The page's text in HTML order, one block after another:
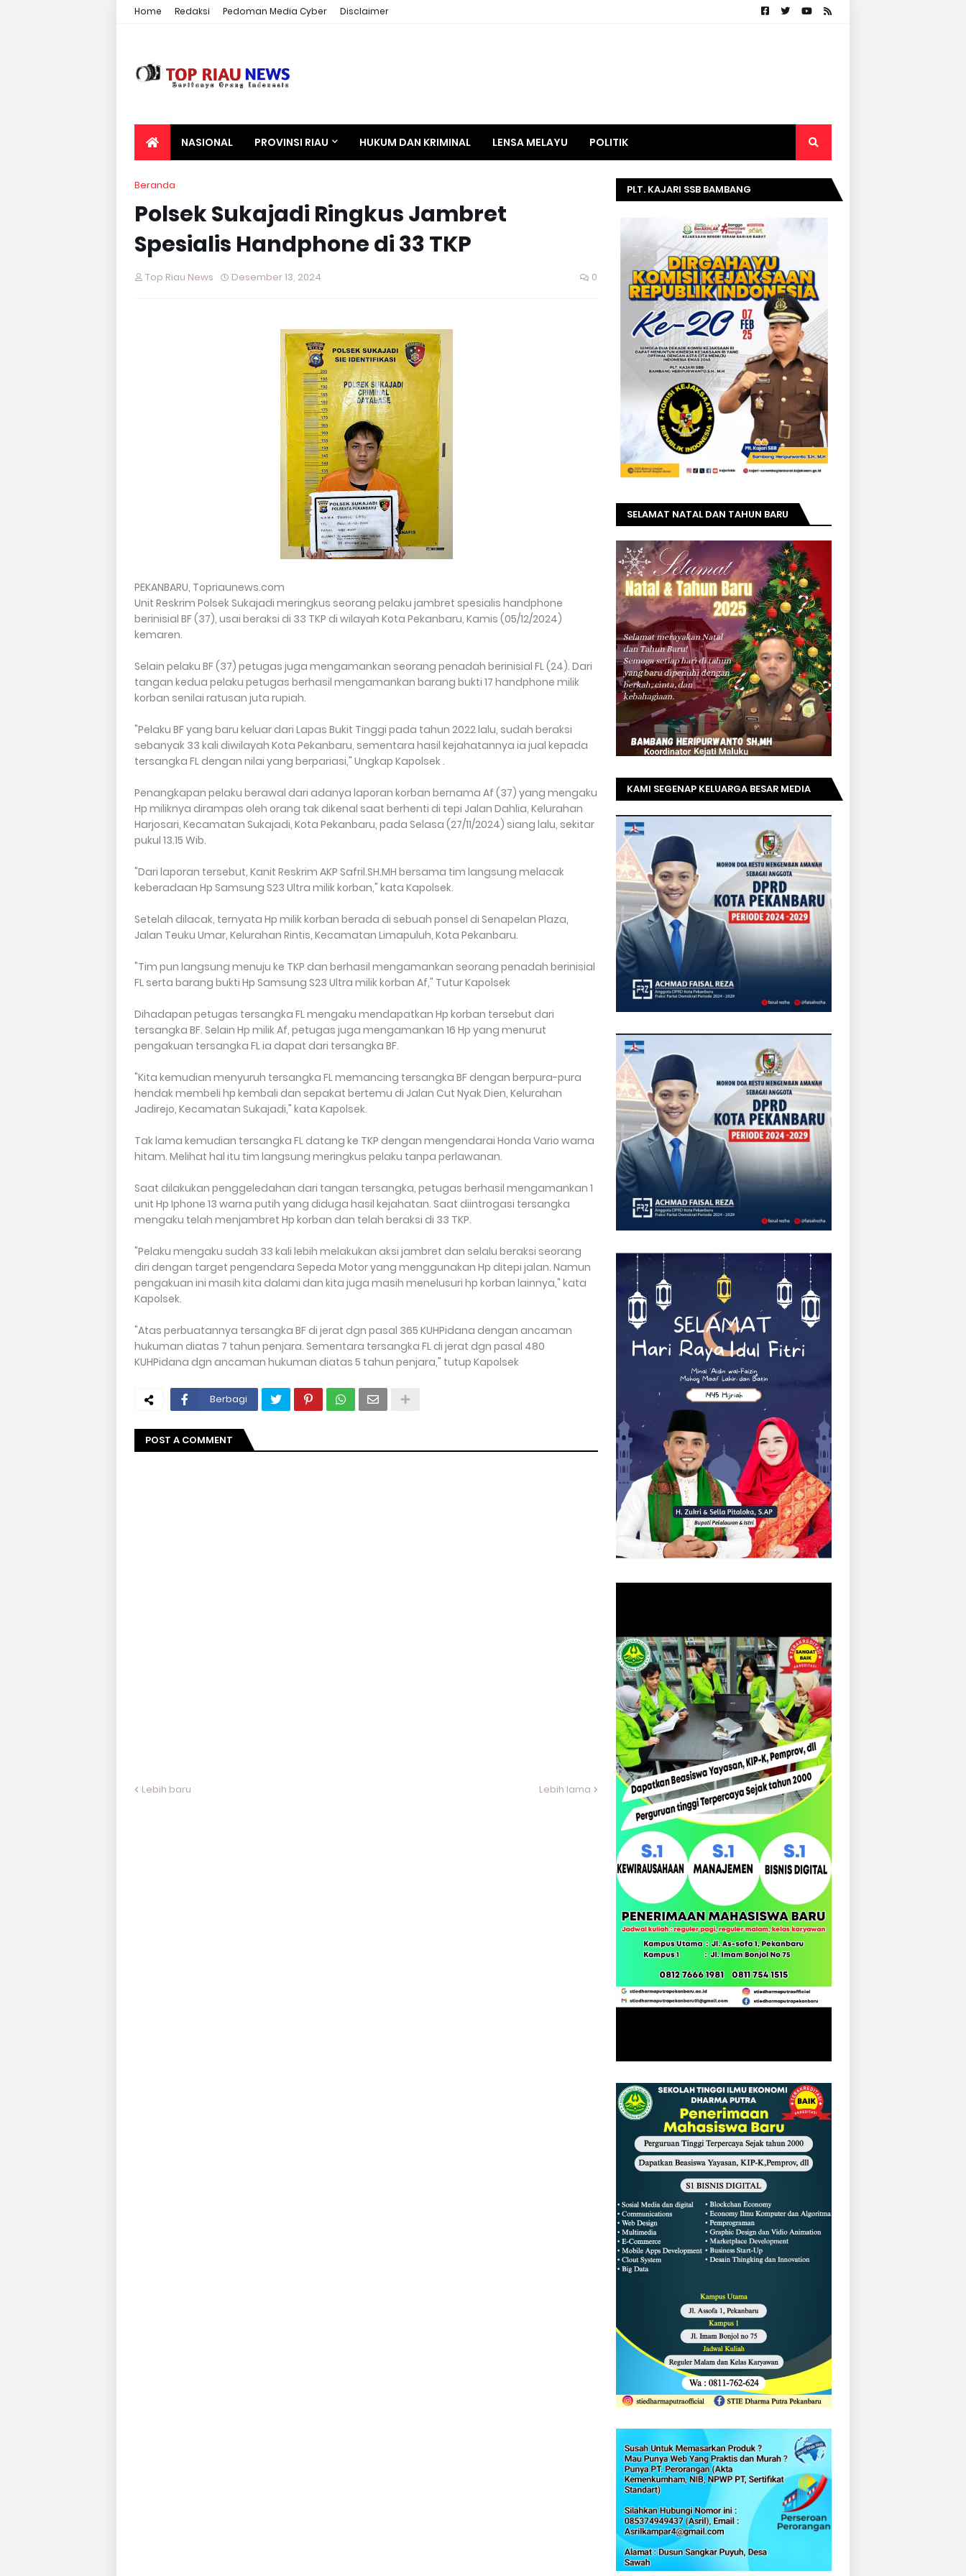
Home Redaksi Pedoman Media Cyber Disclaimer
NASIONAL PROVINSI RIAU HUKUM DAN KRIMINAL LENSA MELAYU POLITIK
Beranda
Polsek Sukajadi Ringkus Jambret
Spesialis Handphone di 33 TKP
Top Riau News Desember 13, 2024 0
PEKANBARU, Topriaunews.com
Unit Reskrim Polsek Sukajadi meringkus seorang pelaku jambret spesialis handphone
berinisial BF (37), usai beraksi di 33 TKP di wilayah Kota Pekanbaru, Kamis (05/12/2024)
kemaren.
Selain pelaku BF (37) petugas juga mengamankan seorang penadah berinisial FL (24). Dari
tangan kedua pelaku petugas berhasil mengamankan barang bukti 17 handphone milik
korban senilai ratusan juta rupiah.
"Pelaku BF yang baru keluar dari Lapas Bukit Tinggi pada tahun 2022 lalu, sudah beraksi
sebanyak 33 kali diwilayah Kota Pekanbaru, sementara hasil kejahatannya ia jual kepada
tersangka FL dengan nilai yang berpariasi," Ungkap Kapolsek .
Penangkapan pelaku berawal dari adanya laporan korban bernama Af (37) yang mengaku
Hp miliknya dirampas oleh orang tak dikenal saat berhenti di tepi Jalan Dahlia, Kelurahan
Harjosari, Kecamatan Sukajadi, Kota Pekanbaru, pada Selasa (27/11/2024) siang lalu, sekitar
pukul 13.15 Wib.
"Dari laporan tersebut, Kanit Reskrim AKP Safril.SH.MH bersama tim langsung melacak
keberadaan Hp Samsung S23 Ultra milik korban," kata Kapolsek.
Setelah dilacak, ternyata Hp milik korban berada di sebuah ponsel di Senapelan Plaza,
Jalan Teuku Umar, Kelurahan Rintis, Kecamatan Limapuluh, Kota Pekanbaru.
"Tim pun langsung menuju ke TKP dan berhasil mengamankan seorang penadah berinisial
FL serta barang bukti Hp Samsung S23 Ultra milik korban Af," Tutur Kapolsek
Dihadapan petugas tersangka FL mengaku mendapatkan Hp korban tersebut dari
tersangka BF. Selain Hp milik Af, petugas juga mengamankan 16 Hp yang menurut
pengakuan tersangka FL ia dapat dari tersangka BF.
"Kita kemudian menyuruh tersangka FL memancing tersangka BF dengan berpura-pura
hendak membeli hp kembali dan sepakat bertemu di Jalan Cut Nyak Dien, Kelurahan
Jadirejo, Kecamatan Sukajadi," kata Kapolsek.
Tak lama kemudian tersangka FL datang ke TKP dengan mengendarai Honda Vario warna
hitam. Melihat hal itu tim langsung meringkus pelaku tanpa perlawanan.
Saat dilakukan penggeledahan dari tangan tersangka, petugas berhasil mengamankan 1
unit Hp Iphone 13 warna putih yang diduga hasil kejahatan. Saat diintrogasi tersangka
mengaku telah menjambret Hp korban dan telah beraksi di 33 TKP.
"Pelaku mengaku sudah 33 kali lebih melakukan aksi jambret dan selalu beraksi seorang
diri dengan target pengendara Sepeda Motor yang menggunakan Hp ditepi jalan. Namun
pengakuan ini masih kita dalami dan kita juga masih menelusuri hp korban lainnya," kata
Kapolsek.
"Atas perbuatannya tersangka BF di jerat dgn pasal 365 KUHPidana dengan ancaman
hukuman diatas 7 tahun penjara. Sementara tersangka FL di jerat dgn pasal 480
KUHPidana dgn ancaman hukuman diatas 5 tahun penjara," tutup Kapolsek
Berbagi
POST A COMMENT
Lebih baru Lebih lama
PLT. KAJARI SSB BAMBANG
SELAMAT DIRGAHAYU KOMISI
KEJAKSAAN RI KE- 20 TAHUN.
SELAMAT NATAL DAN TAHUN BARU
KAMI SEGENAP KELUARGA BESAR MEDIA
SELAMAT KEPADA BAPAK ACHMAD FAISAL
REZ